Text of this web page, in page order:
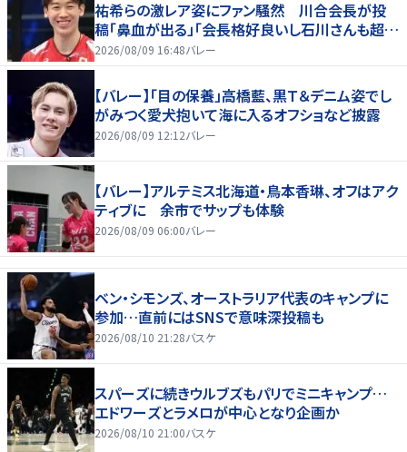
祐希らの激レア姿にファン騒然 川合会長が投
稿「鼻血が出る」「会長格好良いし石川さんも超格
好いい」
2026/08/09 16:48バレー
【バレー】「目の保養」高橋藍、黒Ｔ＆デニム姿でし
がみつく愛犬抱いて海に入るオフショなど披露
2026/08/09 12:12バレー
【バレー】アルテミス北海道・鳥本香琳、オフはアク
ティブに 余市でサップも体験
2026/08/09 06:00バレー
ベン・シモンズ、オーストラリア代表のキャンプに
参加…直前にはSNSで意味深投稿も
2026/08/10 21:28バスケ
スパーズに続きウルブズもパリでミニキャンプ…
エドワーズとラメロが中心となり企画か
2026/08/10 21:00バスケ